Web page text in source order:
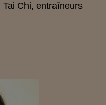
Chi, entraîneurs